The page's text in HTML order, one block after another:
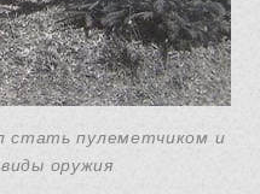
стать пулеметчиком и
оружия